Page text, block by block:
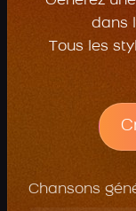
dans
Tous les
Chansons